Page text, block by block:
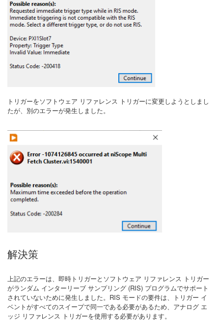
トリガーをソフトウェア リファレンス トリガーに変更しようとしまし
たが、別のエラーが発生しました。
解決策
上記のエラーは、即時トリガーとソフトウェア リファレンス トリガー
がランダム インターリーブ サンプリング (RIS) プログラムでサポート
されていないために発生しました。RIS モードの要件は、トリガー イ
ベントがすべてのスイープで同一である必要があるため、アナログ エ
ッジ リファレンス トリガーを使用する必要があります。